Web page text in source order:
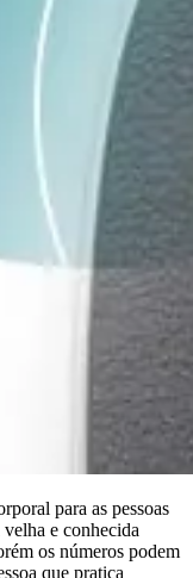
para as pessoas
e conhecida
os números podem
que pratica